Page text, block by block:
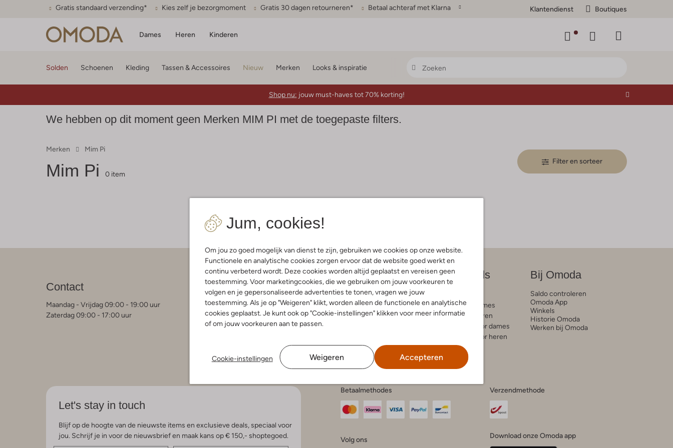
Gratis standaard verzending* Kies zelf je bezorgmoment Gratis 30 dagen retourneren* Betaal achteraf met Klarna Klantendienst Boutiques
Dames Heren Kinderen
Jum, cookies!
Om jou zo goed mogelijk van dienst te zijn, gebruiken we cookies op onze website.
Functionele en analytische cookies zorgen ervoor dat de website goed werkt en
continu verbeterd wordt. Deze cookies worden altijd geplaatst en vereisen geen
toestemming. Voor marketingcookies, die we gebruiken om jouw voorkeuren te
volgen en je gepersonaliseerde advertenties te tonen, vragen we jouw
toestemming. Als je op "Weigeren" klikt, worden alleen de functionele en analytische
cookies geplaatst. Je kunt ook op "Cookie-instellingen" klikken voor meer informatie
of om jouw voorkeuren aan te passen.
Cookie-instellingen Weigeren Accepteren
Solden Schoenen Kleding Tassen & Accessoires Nieuw Merken Looks & inspiratie
Shop nu: jouw must-haves tot 70% korting!
We hebben op dit moment geen Merken MIM PI met de toegepaste filters.
Merken Mim Pi
Mim Pi 0 item
Filter en sorteer
Contact
Maandag - Vrijdag 09:00 - 19:00 uur
Zaterdag 09:00 - 17:00 uur
Klantendienst
Contact
Veelgestelde vragen
Bestellen en bezorgen
Betaalmogelijkheden
Retourneren en ruilen
Kleding en onderhoud
Account
Mijn account
Veelgestelde vragen
Fashion trends
Bekijk alle blogs
Modetrends voor dames
Modetrends voor heren
Schoenentrends voor dames
Schoenentrends voor heren
Bij Omoda
Saldo controleren
Omoda App
Winkels
Historie Omoda
Werken bij Omoda
Let's stay in touch
Blijf op de hoogte van de nieuwste items en exclusieve deals, speciaal voor
jou. Schrijf je in voor de nieuwsbrief en maak kans op € 150,- shoptegoed.
Betaalmethodes
Volg ons
Verzendmethode
Download onze Omoda app